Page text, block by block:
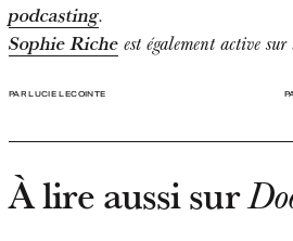
podcasting.
Sophie Riche est également active sur
PAR LUCIE LECOINTE
À lire aussi sur